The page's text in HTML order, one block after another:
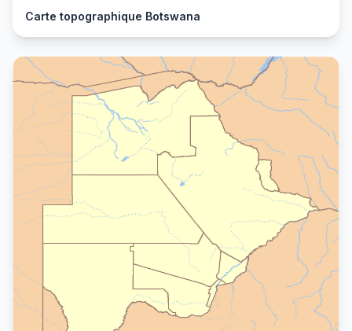
Carte topographique Botswana